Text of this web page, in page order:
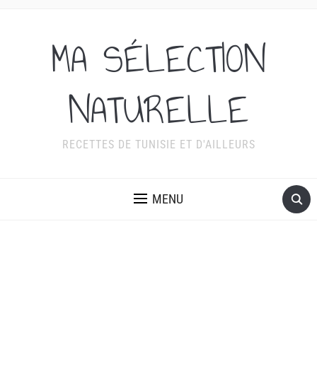
MA SÉLECTION
NATURELLE
RECETTES DE TUNISIE ET D'AILLEURS
MENU